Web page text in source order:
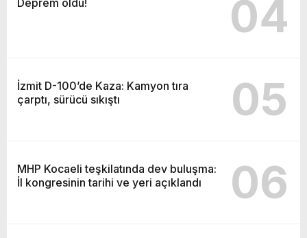
Deprem oldu! 04
İzmit D-100’de Kaza: Kamyon tıra
çarptı, sürücü sıkıştı
05
MHP Kocaeli teşkilatında dev buluşma:
İl kongresinin tarihi ve yeri açıklandı
06